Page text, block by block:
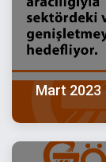
Mart 2023